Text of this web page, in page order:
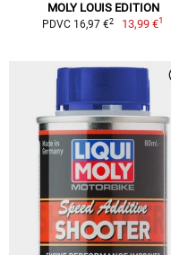
MOLY LOUIS EDITION
PDVC 16,97 €2 13,99 €1